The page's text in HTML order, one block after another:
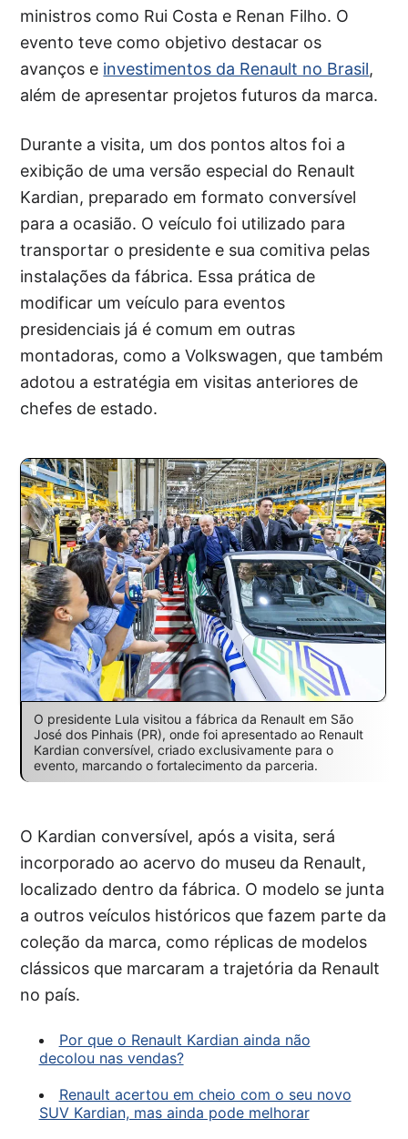
ministros como Rui Costa e Renan Filho. O
evento teve como objetivo destacar os
avanços e investimentos da Renault no Brasil,
além de apresentar projetos futuros da marca.
Durante a visita, um dos pontos altos foi a
exibição de uma versão especial do Renault
Kardian, preparado em formato conversível
para a ocasião. O veículo foi utilizado para
transportar o presidente e sua comitiva pelas
instalações da fábrica. Essa prática de
modificar um veículo para eventos
presidenciais já é comum em outras
montadoras, como a Volkswagen, que também
adotou a estratégia em visitas anteriores de
chefes de estado.
O presidente Lula visitou a fábrica da Renault em São
José dos Pinhais (PR), onde foi apresentado ao Renault
Kardian conversível, criado exclusivamente para o
evento, marcando o fortalecimento da parceria.
O Kardian conversível, após a visita, será
incorporado ao acervo do museu da Renault,
localizado dentro da fábrica. O modelo se junta
a outros veículos históricos que fazem parte da
coleção da marca, como réplicas de modelos
clássicos que marcaram a trajetória da Renault
no país.
Por que o Renault Kardian ainda não
decolou nas vendas?
Renault acertou em cheio com o seu novo
SUV Kardian, mas ainda pode melhorar